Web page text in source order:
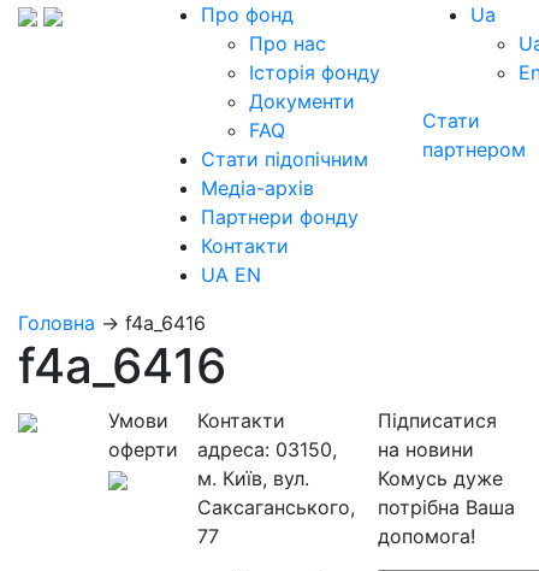
Про фонд
Про нас
Історія фонду
Документи
FAQ
Стати підопічним
Медіа-архів
Партнери фонду
Контакти
UA EN
Ua
Стати
партнером
Головна → f4a_6416
f4a_6416
Умови
оферти
Контакти
адреса: 03150,
м. Київ, вул.
Саксаганського,
77
Підписатися
на новини
Комусь дуже
потрібна Ваша
допомога!